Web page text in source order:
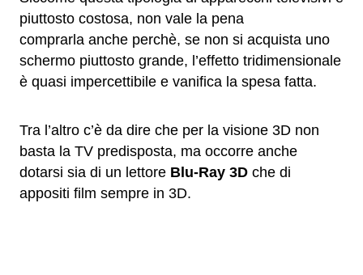
piuttosto costosa, non vale la pena
comprarla anche perchè, se non si acquista uno
schermo piuttosto grande, l’effetto tridimensionale
è quasi impercettibile e vanifica la spesa fatta.
Tra l’altro c’è da dire che per la visione 3D non
basta la TV predisposta, ma occorre anche
dotarsi sia di un lettore Blu-Ray 3D che di
appositi film sempre in 3D.